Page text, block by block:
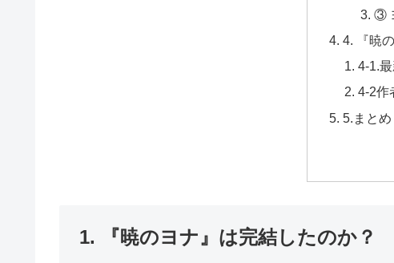
③
4. 『暁
4-1.
4-2作
5.まとめ
1. 『暁のヨナ』は完結したのか？